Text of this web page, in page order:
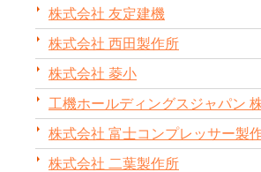
株式会社 友定建機
株式会社 西田製作所
株式会社 菱小
工機ホールディングスジャパン
株式会社 富士コンプレッサー製
株式会社 二葉製作所